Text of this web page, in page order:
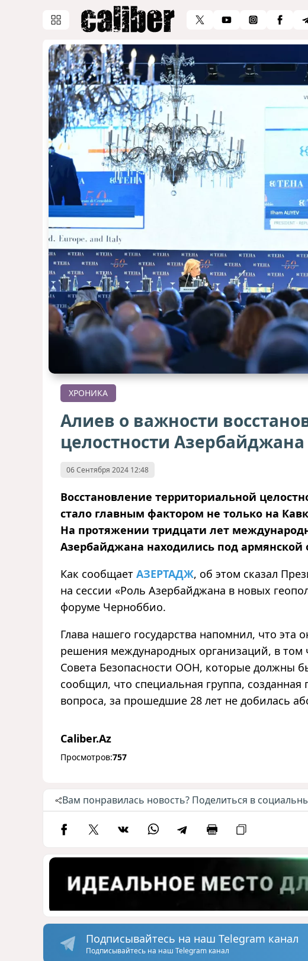
ХРОНИКА
Алиев о важности
целостности
06 Сентября 2024 12:48
Восстановление территориальной
стало главным фактором не только на
На протяжении тридцати лет
Азербайджана находились под армянской
Как сообщает АЗЕРТАДЖ, об этом сказал
на сессии «Роль Азербайджана в новых
форуме Черноббио.
Глава нашего государства напомнил, что эта
решения международных организаций, в
Совета Безопасности ООН, которые должны
сообщил, что специальная группа,
вопроса, за прошедшие 28 лет не добилась
Caliber.Az
Просмотров:757
Вам понравилась новость? Поделиться в
Подписывайтесь на наш Telegram канал
Подписывайтесь на наш Telegram канал